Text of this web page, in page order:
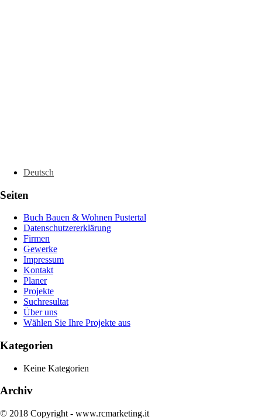
Deutsch
Seiten
Buch Bauen & Wohnen Pustertal
Datenschutzererklärung
Firmen
Gewerke
Impressum
Kontakt
Planer
Projekte
Suchresultat
Über uns
Wählen Sie Ihre Projekte aus
Kategorien
Keine Kategorien
Archiv
© 2018 Copyright - www.rcmarketing.it